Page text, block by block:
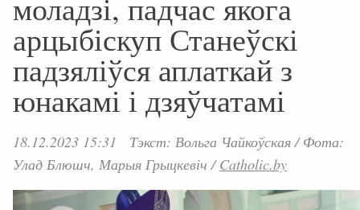
арцыбіскуп Станеўскі
падзяліўся аплаткай з
юнакамі і дзяўчатамі
18.12.2023 15:31 Тэкст: Вольга Чайкоўская/Фота:
Улад Блюшч, Марыя Грыцкевіч /Catholic.by